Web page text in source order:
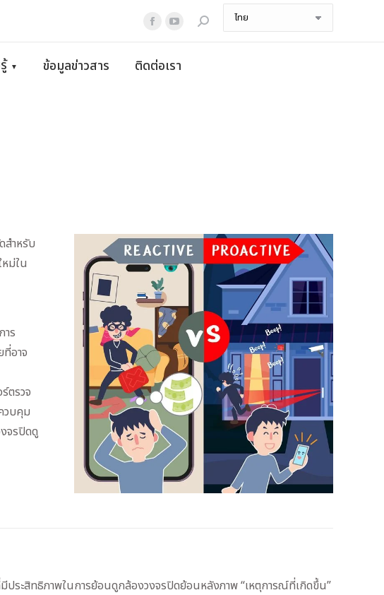
Facebook
opens
YouTube
opens
Search:
▼ ข้อมูลข่าวสาร ติดต่อเรา
สำหรับ
ม่ใน
ร
อาจ
ตรวจ
วบคุม
จรปิดดู
ระสิทธิภาพในการย้อนดูกล้องวงจรปิดย้อนหลังภาพ “เหตุการณ์ที่เกิดขึ้น”